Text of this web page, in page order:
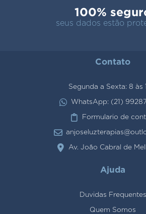
100%
seus dados estão
Contato
Segunda a Sexta: 8 às
WhatsApp: (21)
Formulario de
Av. João Cabral de
Ajuda
Duvidas Frequentes
Quem Somos